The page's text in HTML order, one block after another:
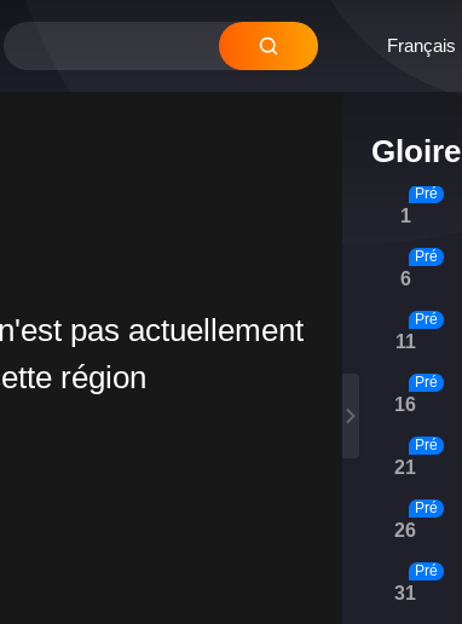
Français
Gloire
1
Pré
6
Pré
11
Pré
16
Pré
21
Pré
26
Pré
31
Pré
pas actuellement
région